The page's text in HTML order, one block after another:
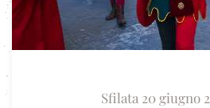
Sfilata 20 giugno